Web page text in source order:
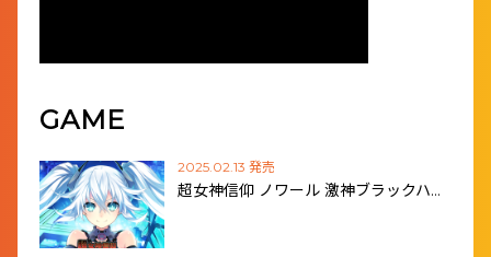
GAME
2025.02.13 発売
超女神信仰 ノワール 激神ブラックハ…